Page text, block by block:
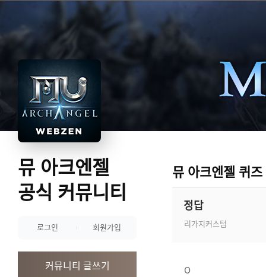
뮤 아크엔젤
공식 커뮤니티
로그인 회원가입
커뮤니티 글쓰기
뮤 아크엔젤 퀴
정답
리가지커스텀
O